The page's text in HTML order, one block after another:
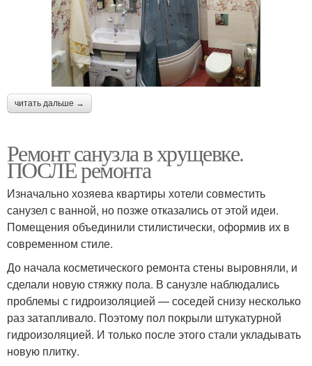
читать дальше →
Ремонт санузла в хрущевке.
ПОСЛЕ ремонта
Изначально хозяева квартиры хотели совместить
санузел с ванной, но позже отказались от этой идеи.
Помещения объединили стилистически, оформив их в
современном стиле.
До начала косметического ремонта стены выровняли, и
сделали новую стяжку пола. В санузле наблюдались
проблемы с гидроизоляцией — соседей снизу несколько
раз затапливало. Поэтому пол покрыли штукатурной
гидроизоляцией. И только после этого стали укладывать
новую плитку.